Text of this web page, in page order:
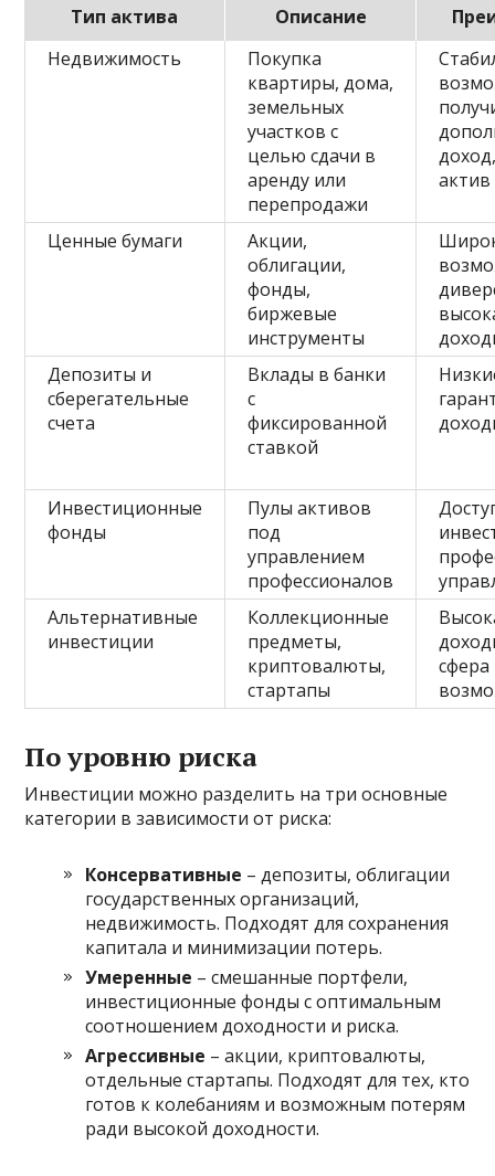
Тип актива Описание
Недвижимость
Покупка
квартиры, дома,
земельных
участков с
целью сдачи в
аренду или
перепродажи
актив
Ценные бумаги
Акции,
облигации,
фонды,
биржевые
инструменты
Депозиты и
сберегательные
счета
Вклады в банки
с
фиксированной
ставкой
Инвестиционные
фонды
Пулы активов
под
управлением
профессионалов
Альтернативные
инвестиции
Коллекционные
предметы,
криптовалюты,
стартапы
сфера
По уровню риска
Инвестиции можно разделить на три основные
категории в зависимости от риска:
Консервативные – депозиты, облигации
государственных организаций,
недвижимость. Подходят для сохранения
капитала и минимизации потерь.
Умеренные – смешанные портфели,
инвестиционные фонды с оптимальным
соотношением доходности и риска.
Агрессивные – акции, криптовалюты,
отдельные стартапы. Подходят для тех, кто
готов к колебаниям и возможным потерям
ради высокой доходности.